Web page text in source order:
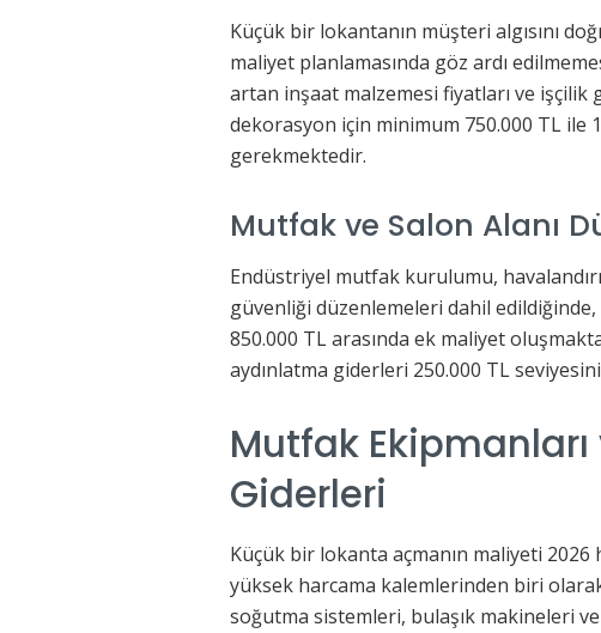
Küçük bir lokantanın müşteri algısını
maliyet planlamasında göz ardı
artan inşaat malzemesi fiyatları ve
dekorasyon için minimum 750.000 TL ile
gerekmektedir.
Mutfak ve Salon Alanı
Endüstriyel mutfak kurulumu,
güvenliği düzenlemeleri dahil
850.000 TL arasında ek maliyet
aydınlatma giderleri 250.000 TL
Mutfak
Giderleri
Küçük bir lokanta açmanın maliyeti
yüksek harcama kalemlerinden biri
soğutma sistemleri, bulaşık makineleri